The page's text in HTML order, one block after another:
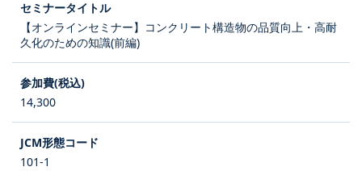
【オンラインセミナー】コンクリート構造物の品質向上・高耐
久化のための知識(前編)
14,300
101-1